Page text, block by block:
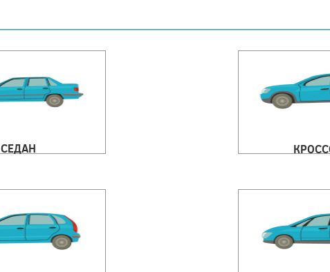
СЕДАН